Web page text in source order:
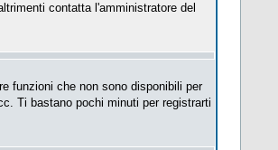
contatta l'amministratore del
funzioni che non sono disponibili per
Ti bastano pochi minuti per registrarti